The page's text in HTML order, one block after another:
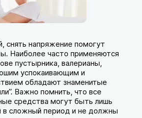
снять напряжение помогут
Наиболее часто применяются
пустырника, валерианы,
успокаивающим и
обладают знаменитые
Важно помнить, что все
средства могут быть лишь
в сложный период и не должны